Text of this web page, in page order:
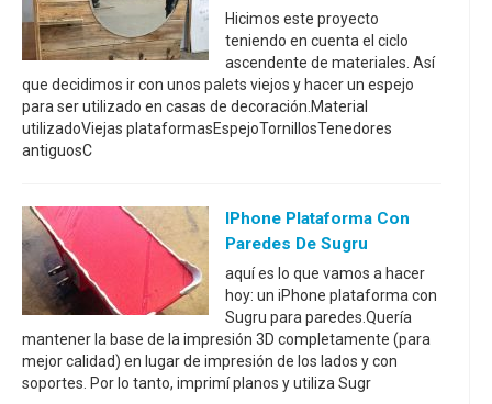
Hicimos este proyecto
teniendo en cuenta el ciclo
ascendente de materiales. Así
que decidimos ir con unos palets viejos y hacer un espejo
para ser utilizado en casas de decoración.Material
utilizadoViejas plataformasEspejoTornillosTenedores
antiguosC
IPhone Plataforma Con
Paredes De Sugru
aquí es lo que vamos a hacer
hoy: un iPhone plataforma con
Sugru para paredes.Quería
mantener la base de la impresión 3D completamente (para
mejor calidad) en lugar de impresión de los lados y con
soportes. Por lo tanto, imprimí planos y utiliza Sugr